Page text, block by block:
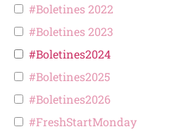
#Boletines 2022
#Boletines 2023
#Boletines2024
#Boletines2025
#Boletines2026
#FreshStartMonday